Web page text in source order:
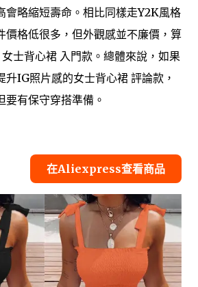
會略縮短壽命。相比同樣走Y2K風格
價格低很多，但外觀感並不廉價，算
士背心裙 入門款。總體來說，如果
升IG照片感的女士背心裙 評論款，
有保守穿搭準備。
在Aliexpress查看商品